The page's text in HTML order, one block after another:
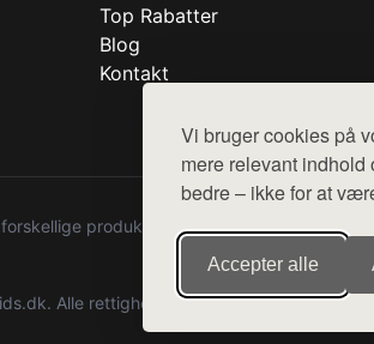
Vi bruger cookies på
mere relevant indhold
bedre – ikke for at
Accepter alle
Top Rabatter
Blog
Kontakt
produkter fra diverse webshops.
Alle rettigheder forbeholdes.